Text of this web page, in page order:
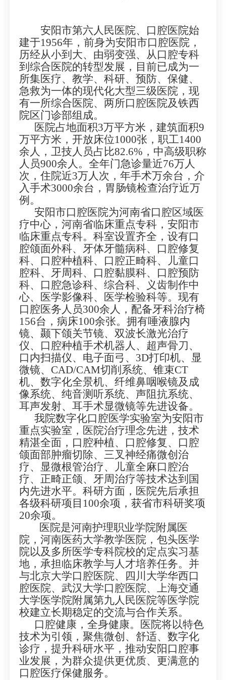
安阳市第六人民医院、口腔医院始
建于1956年，前身为安阳市口腔医院，
历经从小到大、由弱变强、从口腔专科
到综合医院的转型发展，目前已成为一
所集医疗、教学、科研、预防、保健、
急救为一体的现代化大型三级医院，现
有一所综合医院、两所口腔医院及铁西
院区门诊部组成。
医院占地面积3万平方米，建筑面积9
万平方米，开放床位1000张，职工1400
余人，卫技人员占比82.6%，中高级职称
人员900余人。全年门急诊量近76万人
次，住院近3万人次，年手术万余台，介
入手术3000余台，胃肠镜检查治疗近万
例。
安阳市口腔医院为河南省口腔区域医
疗中心，河南省临床重点专科，安阳市
临床重点专科。科室设置齐全，设有口
腔颌面外科、牙体牙髓病科、口腔修复
科、口腔种植科、口腔正畸科、儿童口
腔科、牙周科、口腔黏膜科、口腔预防
科、口腔急诊科、综合科、义齿制作中
心、医学影像科、医学检验科等。现有
口腔医务人员300余人，配备牙科治疗椅
156台，病床100余张。拥有唾液腺内
镜、颞下颌关节镜、双波长激光治疗
仪、口腔种植手术机器人、超声骨刀、
口内扫描仪、电子面弓、3D打印机、显
微镜、CAD/CAM切削系统、锥束CT
机、数字化全景机、纤维鼻咽喉镜及成
像系统、纯音测听系统、声阻抗系统、
耳声发射、耳手术显微镜等先进设备。
我院数字化口腔医学实验室为安阳市
重点实验室，医院治疗理念先进，技术
精湛全面，口腔种植、口腔修复、口腔
颌面部肿瘤切除、三叉神经痛微创治
疗、显微根管治疗、儿童全麻口腔治
疗、正畸正颌、牙周治疗等技术达到国
内先进水平。科研方面，医院先后承担
各级科研项目100余项，获省市科研奖项
20余项。
医院是河南护理职业学院附属医
院，河南医药大学教学医院，包头医学
院以及多所医学专科院校的定点实习基
地，承担临床教学与人才培养任务。并
与北京大学口腔医院、四川大学华西口
腔医院、武汉大学口腔医院、上海交通
大学医学院附属第九人民医院等医学院
校建立长期稳定的交流与合作关系。
口腔健康，全身健康。医院将以特色
技术为引领，聚焦微创、舒适、数字化
诊疗，提升科研水平，推动安阳口腔事
业发展，为群众提供更优质、更满意的
口腔医疗保健服务。